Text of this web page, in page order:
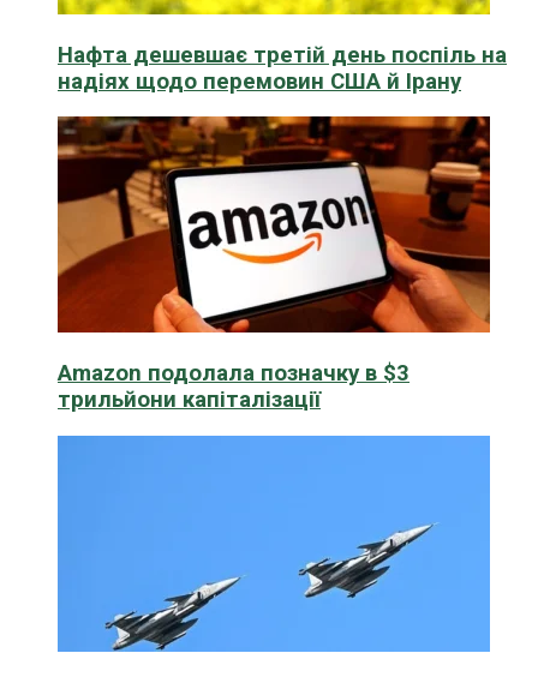
Нафта дешевшає третій день поспіль на
надіях щодо перемовин США й Ірану
Amazon подолала позначку в $3
трильйони капіталізації